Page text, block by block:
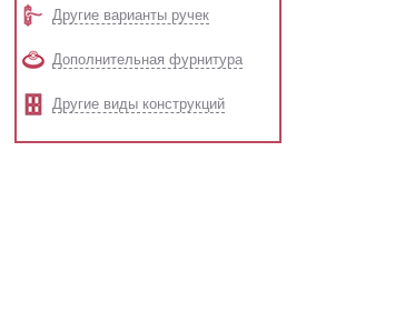
Другие варианты ручек
Дополнительная фурнитура
Другие виды конструкций